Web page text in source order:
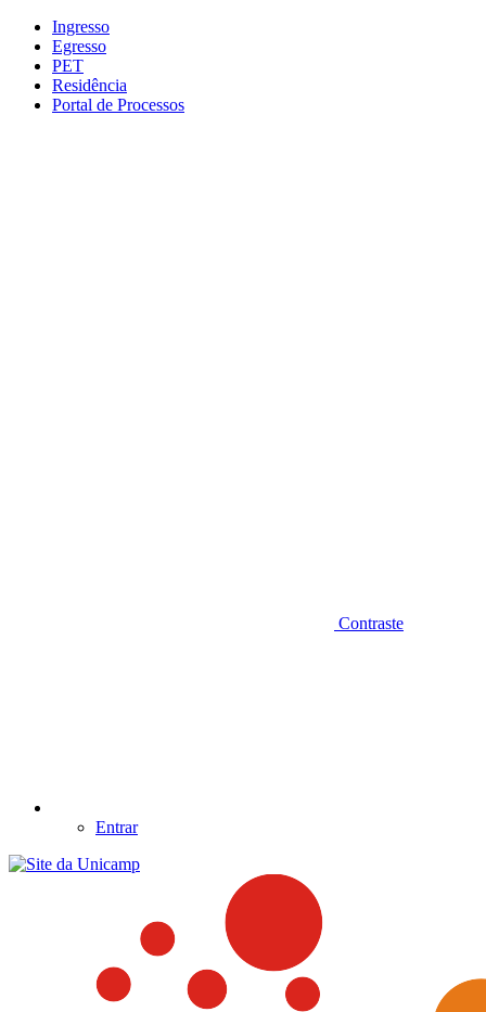
Conteúdo principal
Ingresso
Egresso
PET
Residência
Portal de Processos
Contraste
Entrar